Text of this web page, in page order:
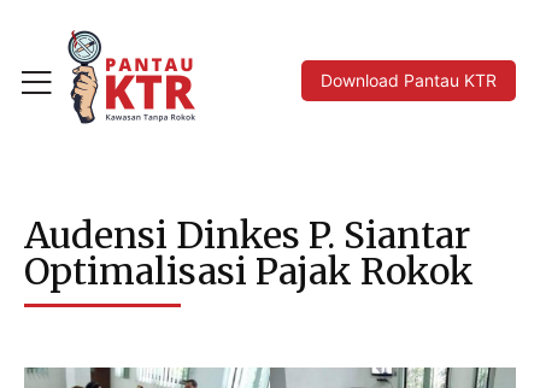
Download Pantau KTR
Audensi Dinkes P. Siantar
Optimalisasi Pajak Rokok